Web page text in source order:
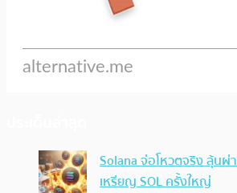
Solana จ่อโหวตจริง ลุ้น
เหรียญ SOL ครั้งใหญ่